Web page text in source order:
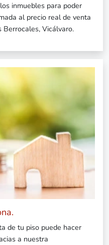
inmuebles para poder
al precio real de venta
Berrocales, Vicálvaro.
de tu piso puede hacer
a nuestra